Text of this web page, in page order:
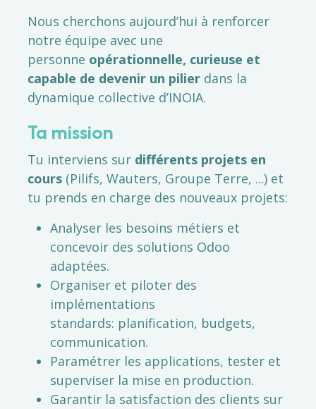
Nous cherchons aujourd’hui à renforcer
notre équipe avec une
personne opérationnelle, curieuse et
capable de devenir un pilier dans la
dynamique collective d’INOIA.
Ta mission
Tu interviens sur différents projets en
cours (Pilifs, Wauters, Groupe Terre, ...) et
tu prends en charge des nouveaux projets:
Analyser les besoins métiers et
concevoir des solutions Odoo
adaptées.
Organiser et piloter des
implémentations
standards: planification, budgets,
communication.
Paramétrer les applications, tester et
superviser la mise en production.
Garantir la satisfaction des clients sur